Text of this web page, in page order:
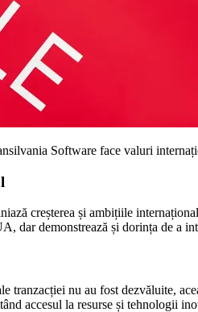
Software face valuri
creșterea și ambițiile
dar demonstrează și dorința de a
tranzacției nu au fost dezvăluite,
accesul la resurse și tehnologii